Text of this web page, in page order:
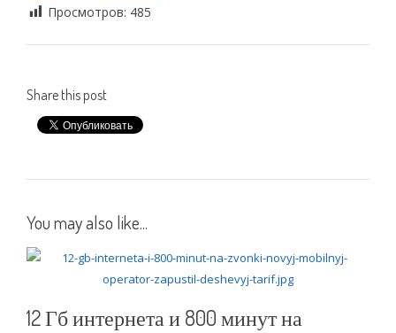
Просмотров: 485
Share this post
You may also like...
12 Гб интернета и 800 минут на